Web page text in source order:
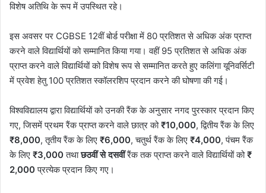
विशेष अतिथि के रूप में उपस्थित रहे।
इस अवसर पर CGBSE 12वीं बोर्ड परीक्षा में 80 प्रतिशत से अधिक अंक प्राप्त
करने वाले विद्यार्थियों को सम्मानित किया गया। वहीं 95 प्रतिशत से अधिक अंक
प्राप्त करने वाले विद्यार्थियों को विशेष रूप से सम्मानित करते हुए कलिंगा यूनिवर्सिटी
में प्रवेश हेतु 100 प्रतिशत स्कॉलरशिप प्रदान करने की घोषणा की गई।
विश्वविद्यालय द्वारा विद्यार्थियों को उनकी रैंक के अनुसार नगद पुरस्कार प्रदान किए
गए, जिसमें प्रथम रैंक प्राप्त करने वाले छात्र को₹10,000, द्वितीय रैंक के लिए
₹8,000, तृतीय रैंक के लिए ₹6,000, चतुर्थ रैंक के लिए ₹4,000, पंचम रैंक
के लिए ₹3,000तथाछठवीं से दसवींरैंक तक प्राप्त करने वाले विद्यार्थियों को₹
2,000प्रत्येक प्रदान किए गए।